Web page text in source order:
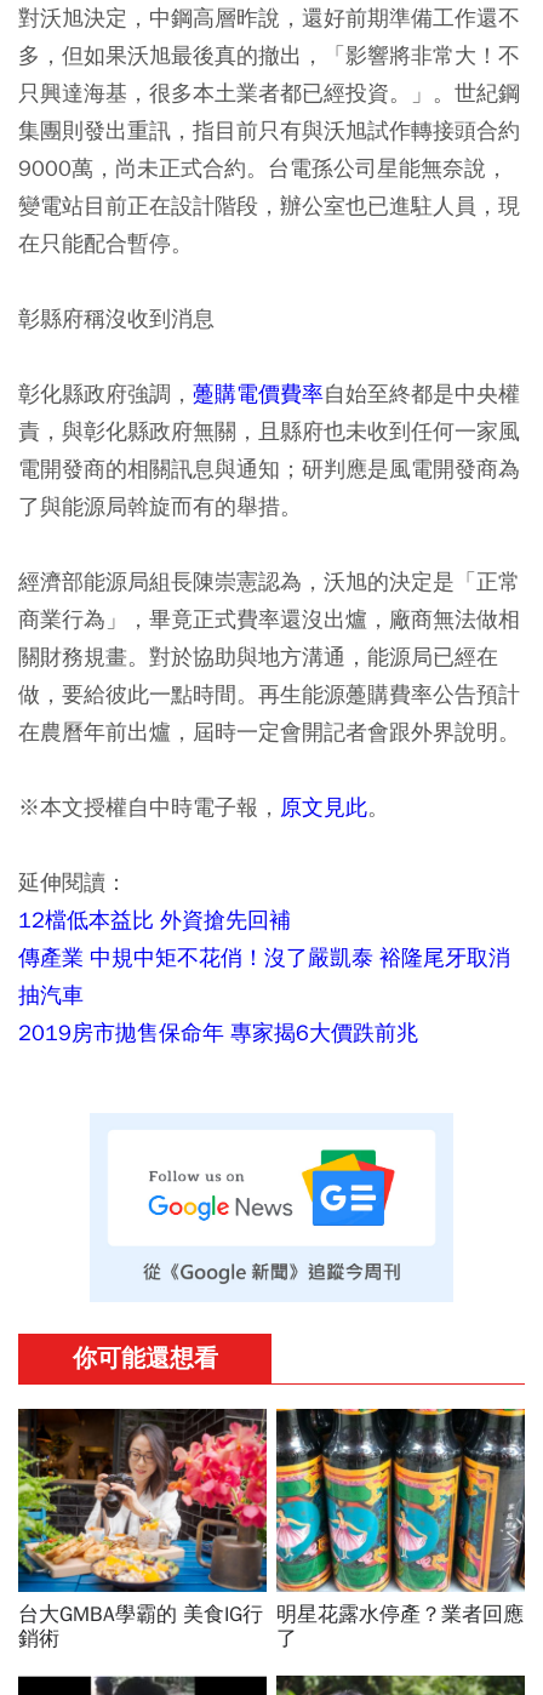
對沃旭決定，中鋼高層昨說，還好前期準備工作還不
多，但如果沃旭最後真的撤出，「影響將非常大！不
只興達海基，很多本土業者都已經投資。」。世紀鋼
集團則發出重訊，指目前只有與沃旭試作轉接頭合約
9000萬，尚未正式合約。台電孫公司星能無奈說，
變電站目前正在設計階段，辦公室也已進駐人員，現
在只能配合暫停。
彰縣府稱沒收到消息
彰化縣政府強調， 躉購電價費率自始至終都是中央權
責，與彰化縣政府無關，且縣府也未收到任何一家風
電開發商的相關訊息與通知；研判應是風電開發商為
了與能源局斡旋而有的舉措。
經濟部能源局組長陳崇憲認為，沃旭的決定是「正常
商業行為」，畢竟正式費率還沒出爐，廠商無法做相
關財務規畫。對於協助與地方溝通，能源局已經在
做，要給彼此一點時間。再生能源躉購費率公告預計
在農曆年前出爐，屆時一定會開記者會跟外界說明。
※本文授權自中時電子報， 原文見此。
延伸閱讀：
12檔低本益比 外資搶先回補
傳產業 中規中矩不花俏！沒了嚴凱泰 裕隆尾牙取消
抽汽車
2019房市拋售保命年 專家揭6大價跌前兆